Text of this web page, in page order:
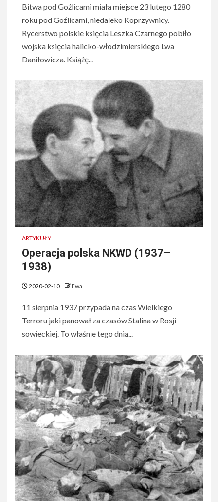
Bitwa pod Goźlicami miała miejsce 23 lutego 1280
roku pod Goźlicami, niedaleko Koprzywnicy.
Rycerstwo polskie księcia Leszka Czarnego pobiło
wojska księcia halicko-włodzimierskiego Lwa
Daniłowicza. Książę...
ARTYKUŁY
Operacja polska NKWD (1937–
1938)
2020-02-10 Ewa
11 sierpnia 1937 przypada na czas Wielkiego
Terroru jaki panował za czasów Stalina w Rosji
sowieckiej. To właśnie tego dnia...